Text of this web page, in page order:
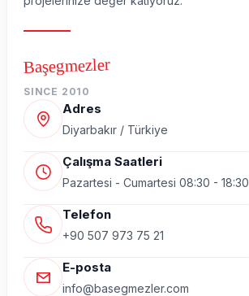
Başegmezler
SINCE 2010
Adres
Diyarbakır / Türkiye
Çalışma Saatleri
Pazartesi - Cumartesi 08:30 - 18:30
Telefon
+90 507 973 75 21
E-posta
info@basegmezler.com